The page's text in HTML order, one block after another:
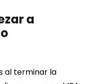
a
al terminar la